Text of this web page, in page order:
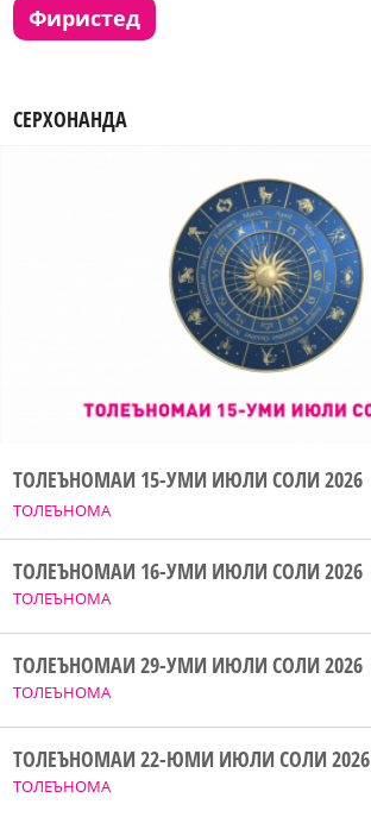
фиристед
СЕРХОНАНДА
ТОЛЕЪНОМА
ТОЛЕЪНОМАИ 15-УМИ ИЮЛИ СОЛИ 2026
ТОЛЕЪНОМА
ТОЛЕЪНОМАИ 16-УМИ ИЮЛИ СОЛИ 2026
ТОЛЕЪНОМА
ТОЛЕЪНОМАИ 29-УМИ ИЮЛИ СОЛИ 2026
ТОЛЕЪНОМА
ТОЛЕЪНОМАИ 22-ЮМИ ИЮЛИ СОЛИ 2026